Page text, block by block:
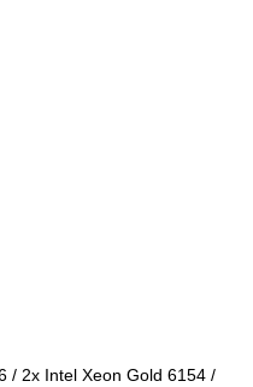
/ 2х Intel Xeon Gold 6154 /